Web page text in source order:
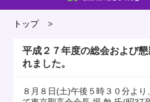
トップ >
平成２７年度の総会および
れました。
８月８日(土)午後５時３０分よ